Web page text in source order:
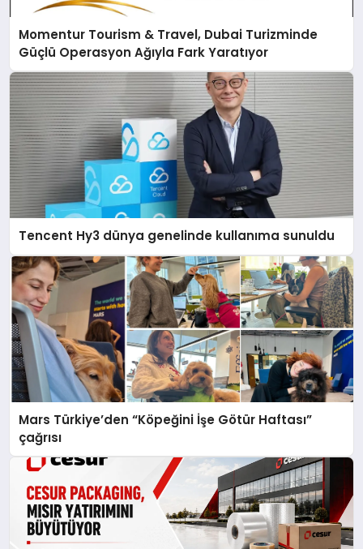
Momentur Tourism & Travel, Dubai Turizminde
Güçlü Operasyon Ağıyla Fark Yaratıyor
Tencent Hy3 dünya genelinde kullanıma sunuldu
Mars Türkiye’den “Köpeğini İşe Götür Haftası”
çağrısı